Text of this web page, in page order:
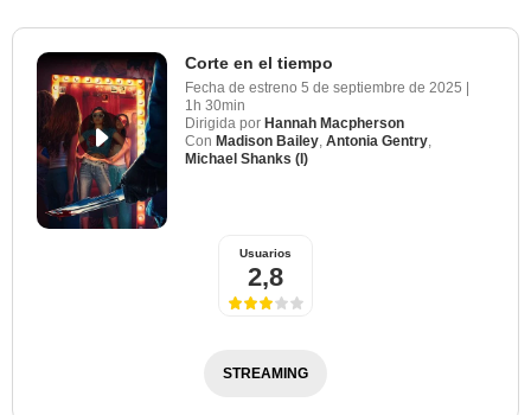
Corte en el tiempo
Fecha de estreno 5 de septiembre de 2025
1h 30min
Dirigida por Hannah Macpherson
Con Madison Bailey, Antonia Gentry,
Michael Shanks (I)
Usuarios
2,8
STREAMING